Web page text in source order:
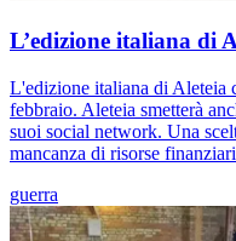
L’edizione italiana di
L'edizione italiana di Aleteia
febbraio. Aleteia smetterà
suoi social network. Una
mancanza di risorse
guerra